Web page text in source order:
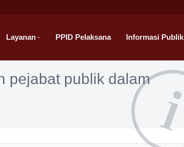
Layanan PPID Pelaksana Informasi Publik
pejabat publik dalam